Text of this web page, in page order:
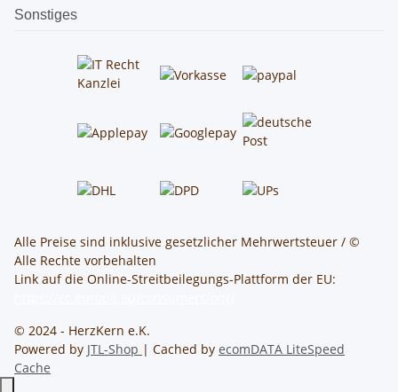
Sonstiges
Alle Preise sind inklusive gesetzlicher Mehrwertsteuer / ©
Alle Rechte vorbehalten
Link auf die Online-Streitbeilegungs-Plattform der EU:
© 2024 - HerzKern e.K.
Powered by JTL-Shop | Cached by ecomDATA LiteSpeed
Cache